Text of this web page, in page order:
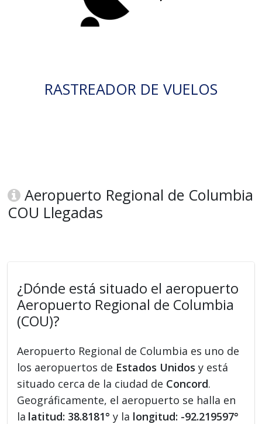
RASTREADOR DE VUELOS
Aeropuerto Regional de Columbia
COU Llegadas
¿Dónde está situado el aeropuerto
Aeropuerto Regional de Columbia
(COU)?
Aeropuerto Regional de Columbia es uno de
los aeropuertos de Estados Unidos y está
situado cerca de la ciudad de Concord.
Geográficamente, el aeropuerto se halla en
la latitud: 38.8181° y la longitud: -92.219597°